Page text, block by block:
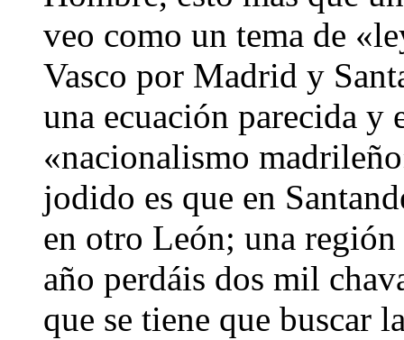
veo como un tema de
Vasco por Madrid y
una ecuación parecida y
«nacionalismo
jodido es que en
en otro León; una
año perdáis dos mil
que se tiene que buscar